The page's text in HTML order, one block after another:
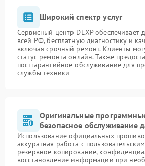
Широкий спектр услуг
Сервисный центр DEXP обеспечивает
всей РФ, бесплатную диагностику и
включая срочный ремонт. Клиенты
статус ремонта онлайн. Также
постгарантийное обслуживание для
службы техники
Оригинальные
безопасное обслуживание
Использование официальных
аккуратная работа с
резервное копирование,
восстановление информации при